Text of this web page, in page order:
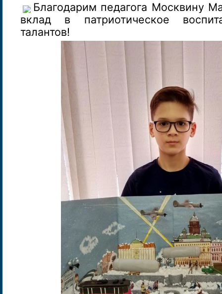
Благодарим педагога Москвину
вклад в патриотическое
талантов!